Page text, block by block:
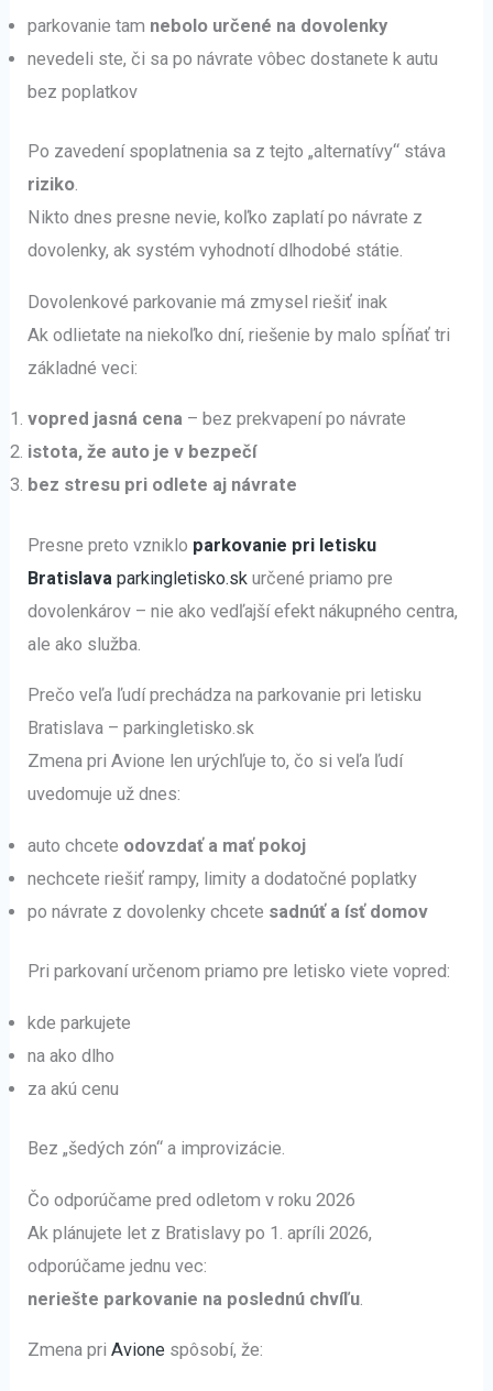
parkovanie tam nebolo určené na dovolenky
nevedeli ste, či sa po návrate vôbec dostanete k autu
bez poplatkov
Po zavedení spoplatnenia sa z tejto „alternatívy“ stáva
riziko.
Nikto dnes presne nevie, koľko zaplatí po návrate z
dovolenky, ak systém vyhodnotí dlhodobé státie.
Dovolenkové parkovanie má zmysel riešiť inak
Ak odlietate na niekoľko dní, riešenie by malo spĺňať tri
základné veci:
vopred jasná cena – bez prekvapení po návrate
istota, že auto je v bezpečí
bez stresu pri odlete aj návrate
Presne preto vzniklo parkovanie pri letisku
Bratislava parkingletisko.sk určené priamo pre
dovolenkárov – nie ako vedľajší efekt nákupného centra,
ale ako služba.
Prečo veľa ľudí prechádza na parkovanie pri letisku
Bratislava – parkingletisko.sk
Zmena pri Avione len urýchľuje to, čo si veľa ľudí
uvedomuje už dnes:
auto chcete odovzdať a mať pokoj
nechcete riešiť rampy, limity a dodatočné poplatky
po návrate z dovolenky chcete sadnúť a ísť domov
Pri parkovaní určenom priamo pre letisko viete vopred:
kde parkujete
na ako dlho
za akú cenu
Bez „šedých zón“ a improvizácie.
Čo odporúčame pred odletom v roku 2026
Ak plánujete let z Bratislavy po 1. apríli 2026,
odporúčame jednu vec:
neriešte parkovanie na poslednú chvíľu
Zmena priAvione spôsobí, že: